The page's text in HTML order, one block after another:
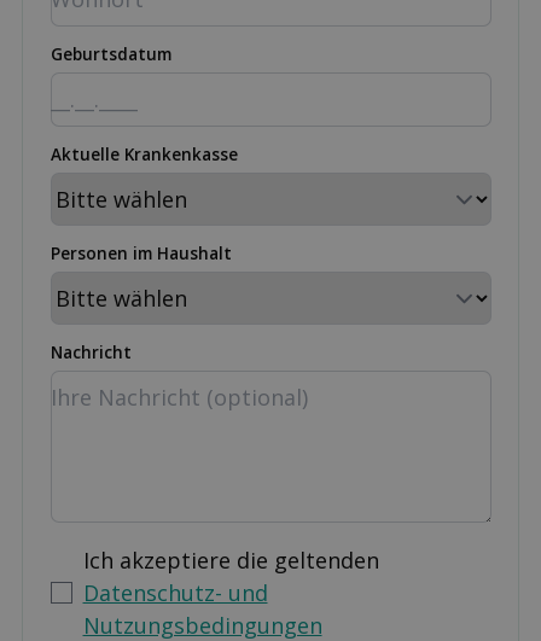
Geburtsdatum
Aktuelle Krankenkasse
Personen im Haushalt
Nachricht
Ich akzeptiere die geltenden
Datenschutz- und
Nutzungsbedingungen